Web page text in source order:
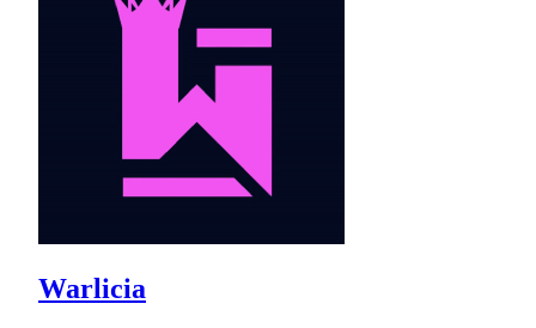
Warlicia